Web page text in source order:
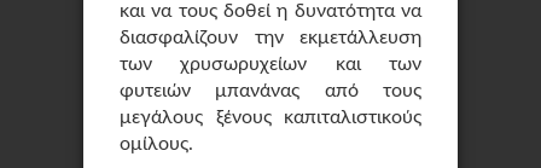
και να τους δοθεί η δυνατότητα να
διασφαλίζουν την εκμετάλλευση
των χρυσωρυχείων και των
φυτειών μπανάνας από τους
μεγάλους ξένους καπιταλιστικούς
ομίλους.